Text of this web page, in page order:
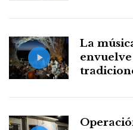
La